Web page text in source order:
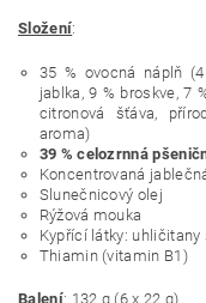
Složení:
35 % ovocná náplň
jablka, 9 % broskve, 7
citronová šťáva,
aroma)
39 % celozrnná
Koncentrovaná
Slunečnicový olej
Rýžová mouka
Kypřící látky: uhličitany
Thiamin (vitamin B1)
Balení: 132 g (6 x 22 g)